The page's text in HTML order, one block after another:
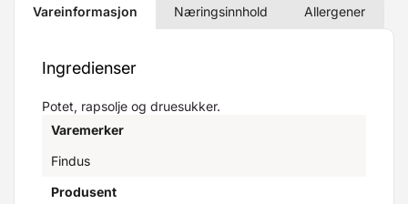
Vareinformasjon Næringsinnhold Allergener
Ingredienser
Potet, rapsolje og druesukker.
Varemerker
Findus
Produsent